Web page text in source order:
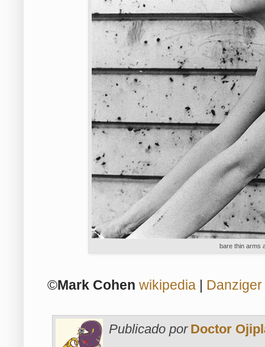
bare thin arms
©Mark Cohen wikipedia |
Publicado por Doctor